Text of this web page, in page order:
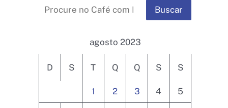
Buscar
agosto 2023
D S T Q Q S S
1 2 3 4 5